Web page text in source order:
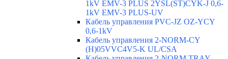
1kV EMV-3 PLUS 2YSL(ST)CYK-J 0,6-
1kV EMV-3 PLUS-UV
Кабель управления PVC-JZ OZ-YCY
0,6-1kV
Кабель управления 2-NORM-CY
(H)05VVC4V5-K UL/CSA